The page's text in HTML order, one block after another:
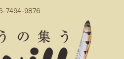
7494-9876